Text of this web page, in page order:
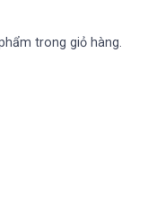
trong giỏ hàng.